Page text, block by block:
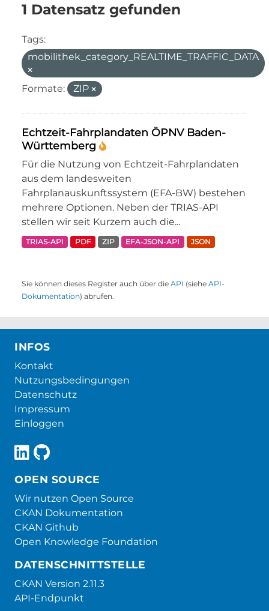
1 Datensatz gefunden
Tags:
mobilithek_category_REALTIME_TRAFFIC_DATA
Formate: ZIP
Echtzeit-Fahrplandaten ÖPNV Baden-
Württemberg
Für die Nutzung von Echtzeit-Fahrplandaten
aus dem landesweiten
Fahrplanauskunftssystem (EFA-BW) bestehen
mehrere Optionen. Neben der TRIAS-API
stellen wir seit Kurzem auch die...
TRIAS-API PDF ZIP EFA-JSON-API JSON
Sie können dieses Register auch über die API (siehe API-
Dokumentation) abrufen.
INFOS
Kontakt
Nutzungsbedingungen
Datenschutz
Impressum
Einloggen
OPEN SOURCE
Wir nutzen Open Source
CKAN Dokumentation
CKAN Github
Open Knowledge Foundation
DATENSCHNITTSTELLE
CKAN Version 2.11.3
API-Endpunkt